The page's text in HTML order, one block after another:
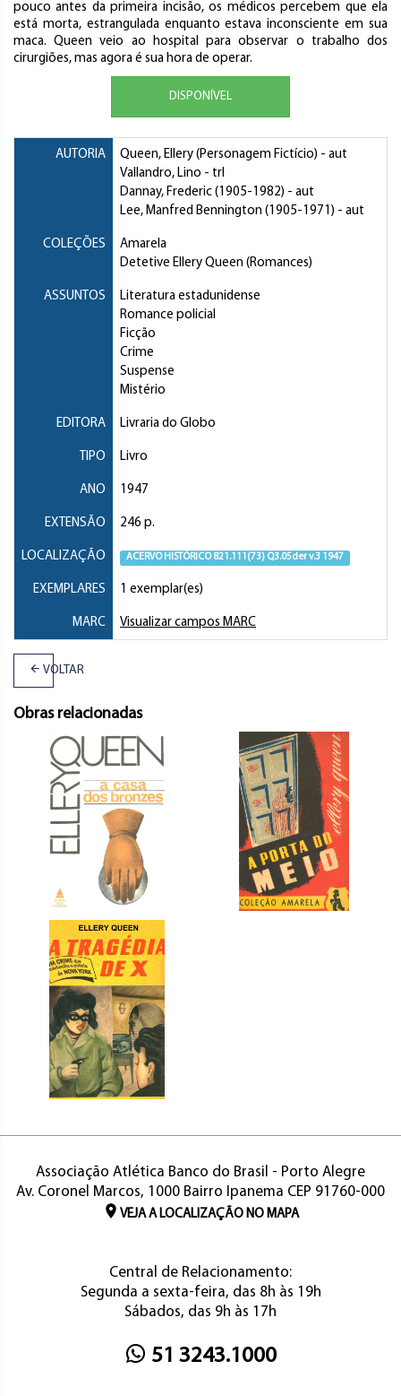
pouco antes da primeira incisão, os médicos percebem que ela
está morta, estrangulada enquanto estava inconsciente em sua
maca. Queen veio ao hospital para observar o trabalho dos
cirurgiões, mas agora é sua hora de operar.
DISPONÍVEL
AUTORIA Queen, Ellery (Personagem Fictício) - aut
Vallandro, Lino - trl
Dannay, Frederic (1905-1982) - aut
Lee, Manfred Bennington (1905-1971) - aut
COLEÇÕES
Amarela
Detetive Ellery Queen (Romances)
ASSUNTOS
Literatura estadunidense
Romance policial
Ficção
Crime
Suspense
Mistério
EDITORA Livraria do Globo
TIPO Livro
ANO 1947
EXTENSÃO 246 p.
LOCALIZAÇÃO ACERVO HISTÓRICO 821.111(73) Q3.05der v.3 1947
EXEMPLARES 1 exemplar(es)
MARC Visualizar campos MARC
VOLTAR
Obras relacionadas
Associação Atlética Banco do Brasil - Porto Alegre
Av. Coronel Marcos, 1000 Bairro Ipanema CEP 91760-000
VEJA A LOCALIZAÇÃO NO MAPA
Central de Relacionamento:
Segunda a sexta-feira, das 8h às 19h
Sábados, das 9h às 17h
51 3243.1000